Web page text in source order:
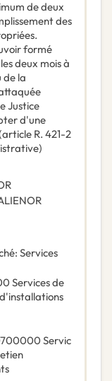
de deux
des
formé
deux mois à
la
Justice
d'une
R. 421-2
: Services
Services de
Servic